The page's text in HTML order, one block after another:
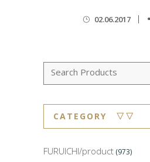
02.06.2017
CATEGORY ▽▽
FURUICHI/product (973)